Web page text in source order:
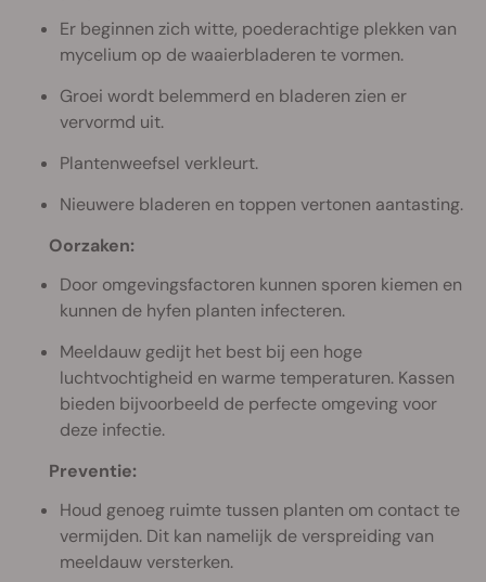
Er beginnen zich witte, poederachtige plekken van
mycelium op de waaierbladeren te vormen.
Groei wordt belemmerd en bladeren zien er
vervormd uit.
Plantenweefsel verkleurt.
Nieuwere bladeren en toppen vertonen aantasting.
Oorzaken:
Door omgevingsfactoren kunnen sporen kiemen en
kunnen de hyfen planten infecteren.
Meeldauw gedijt het best bij een hoge
luchtvochtigheid en warme temperaturen. Kassen
bieden bijvoorbeeld de perfecte omgeving voor
deze infectie.
Preventie:
Houd genoeg ruimte tussen planten om contact te
vermijden. Dit kan namelijk de verspreiding van
meeldauw versterken.